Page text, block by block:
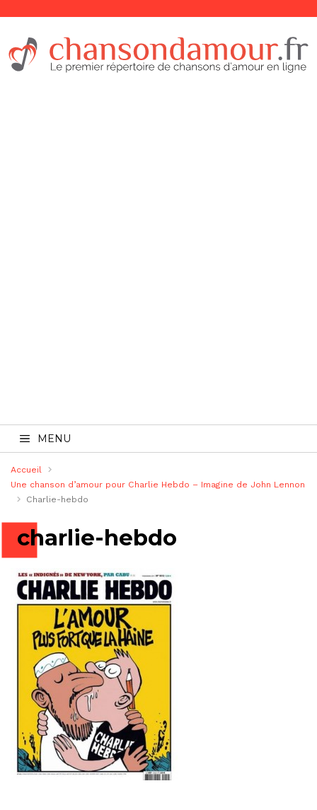
MENU
Accueil
Une chanson d’amour pour Charlie Hebdo – Imagine de John Lennon
Charlie-hebdo
charlie-hebdo